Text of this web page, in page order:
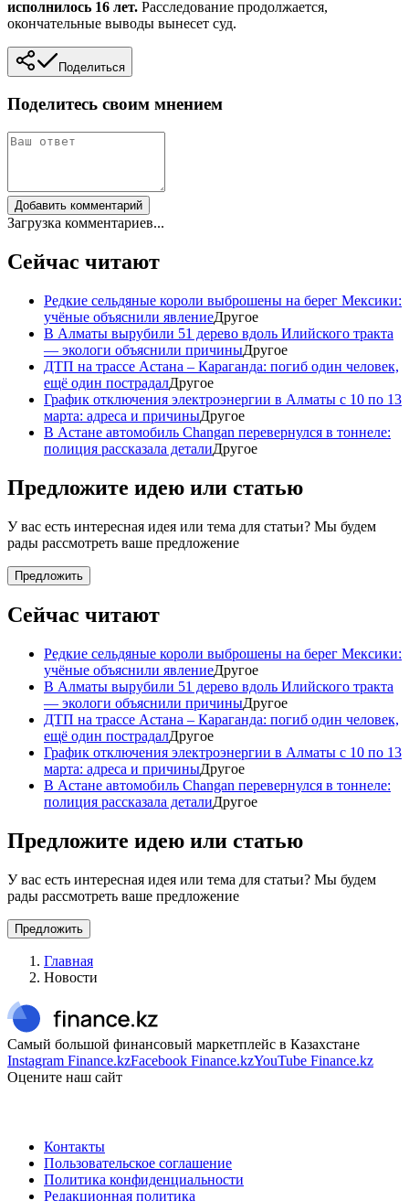
исполнилось 16 лет. Расследование продолжается,
окончательные выводы вынесет суд.
Поделиться
Поделитесь своим мнением
Добавить комментарий
Загрузка комментариев...
Сейчас читают
Редкие сельдяные короли выброшены на берег Мексики:
учёные объяснили явлениеДругое
В Алматы вырубили 51 дерево вдоль Илийского тракта
— экологи объяснили причиныДругое
ДТП на трассе Астана – Караганда: погиб один человек,
ещё один пострадалДругое
График отключения электроэнергии в Алматы с 10 по 13
марта: адреса и причиныДругое
В Астане автомобиль Changan перевернулся в тоннеле:
полиция рассказала деталиДругое
Предложите идею или статью
У вас есть интересная идея или тема для статьи? Мы будем
рады рассмотреть ваше предложение
Предложить
Сейчас читают
Редкие сельдяные короли выброшены на берег Мексики:
учёные объяснили явлениеДругое
В Алматы вырубили 51 дерево вдоль Илийского тракта
— экологи объяснили причиныДругое
ДТП на трассе Астана – Караганда: погиб один человек,
ещё один пострадалДругое
График отключения электроэнергии в Алматы с 10 по 13
марта: адреса и причиныДругое
В Астане автомобиль Changan перевернулся в тоннеле:
полиция рассказала деталиДругое
Предложите идею или статью
У вас есть интересная идея или тема для статьи? Мы будем
рады рассмотреть ваше предложение
Предложить
Главная
Новости
Самый большой финансовый маркетплейс в Казахстане
Instagram Finance.kzFacebook Finance.kzYouTube Finance.kz
Оцените наш сайт
Контакты
Пользовательское соглашение
Политика конфиденциальности
Редакционная политика